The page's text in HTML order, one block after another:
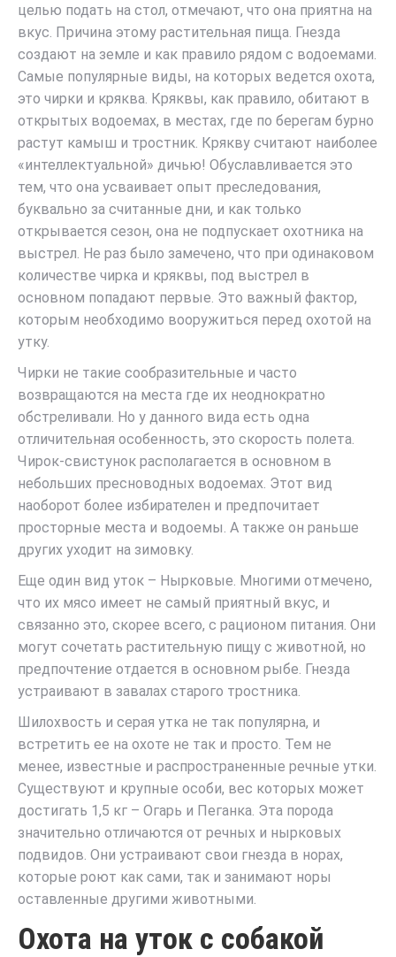
целью подать на стол, отмечают, что она приятна на
вкус. Причина этому растительная пища. Гнезда
создают на земле и как правило рядом с водоемами.
Самые популярные виды, на которых ведется охота,
это чирки и кряква. Кряквы, как правило, обитают в
открытых водоемах, в местах, где по берегам бурно
растут камыш и тростник. Крякву считают наиболее
«интеллектуальной» дичью! Обуславливается это
тем, что она усваивает опыт преследования,
буквально за считанные дни, и как только
открывается сезон, она не подпускает охотника на
выстрел. Не раз было замечено, что при одинаковом
количестве чирка и кряквы, под выстрел в
основном попадают первые. Это важный фактор,
которым необходимо вооружиться перед охотой на
утку.
Чирки не такие сообразительные и часто
возвращаются на места где их неоднократно
обстреливали. Но у данного вида есть одна
отличительная особенность, это скорость полета.
Чирок-свистунок располагается в основном в
небольших пресноводных водоемах. Этот вид
наоборот более избирателен и предпочитает
просторные места и водоемы. А также он раньше
других уходит на зимовку.
Еще один вид уток – Нырковые. Многими отмечено,
что их мясо имеет не самый приятный вкус, и
связанно это, скорее всего, с рационом питания. Они
могут сочетать растительную пищу с животной, но
предпочтение отдается в основном рыбе. Гнезда
устраивают в завалах старого тростника.
Шилохвость и серая утка не так популярна, и
встретить ее на охоте не так и просто. Тем не
менее, известные и распространенные речные утки.
Существуют и крупные особи, вес которых может
достигать 1,5 кг – Огарь и Пеганка. Эта порода
значительно отличаются от речных и нырковых
подвидов. Они устраивают свои гнезда в норах,
которые роют как сами, так и занимают норы
оставленные другими животными.
Охота на уток с собакой